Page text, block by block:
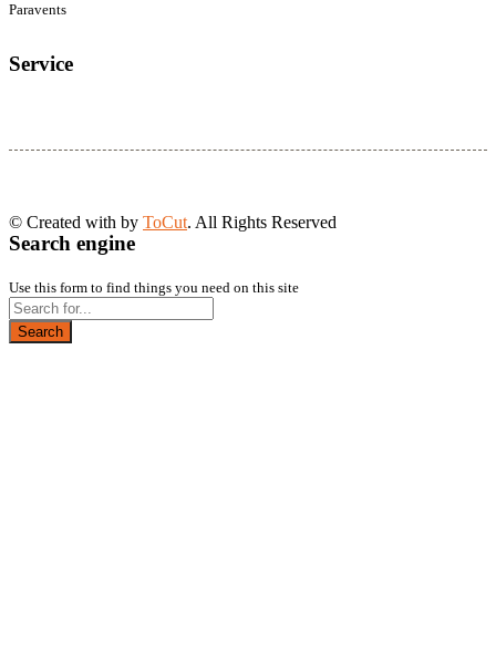
Paravents
Service
© Created with by ToCut. All Rights Reserved
Search engine
Use this form to find things you need on this site
Search